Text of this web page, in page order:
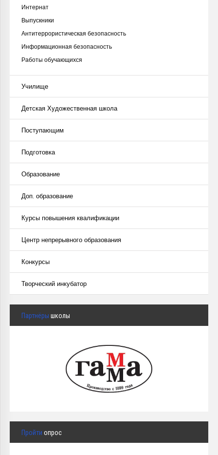
Интернат
Выпускники
Антитеррористическая безопасность
Информационная безопасность
Работы обучающихся
Училище
Детская Художественная школа
Поступающим
Подготовка
Образование
Доп. образование
Курсы повышения квалификации
Центр непрерывного образования
Конкурсы
Творческий инкубатор
Партнёры школы
Пройти опрос